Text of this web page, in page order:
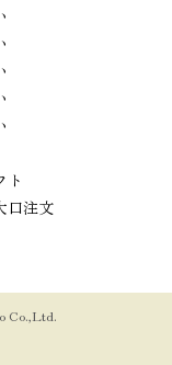
ト
口注文
Co.,Ltd.